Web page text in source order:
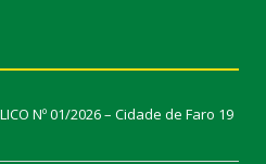
Nº 01/2026 – Cidade de Faro 19